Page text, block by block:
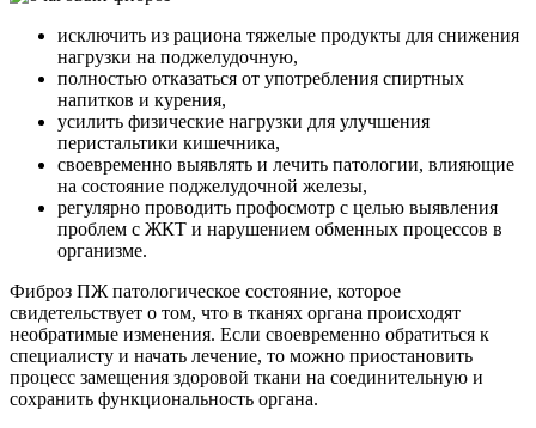
исключить из рациона тяжелые продукты для снижения
нагрузки на поджелудочную,
полностью отказаться от употребления спиртных
напитков и курения,
усилить физические нагрузки для улучшения
перистальтики кишечника,
своевременно выявлять и лечить патологии, влияющие
на состояние поджелудочной железы,
регулярно проводить профосмотр с целью выявления
проблем с ЖКТ и нарушением обменных процессов в
организме.
Фиброз ПЖ патологическое состояние, которое
свидетельствует о том, что в тканях органа происходят
необратимые изменения. Если своевременно обратиться к
специалисту и начать лечение, то можно приостановить
процесс замещения здоровой ткани на соединительную и
сохранить функциональность органа.